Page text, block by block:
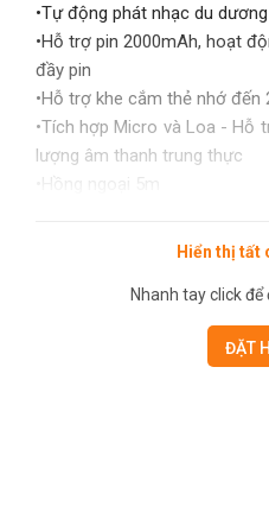
•Tự động phát nhạc du
•Hỗ trợ pin 2000mAh, hoạt
đầy pin
•Hỗ trợ khe cắm thẻ nhớ đến
•Tích hợp Micro và Loa - Hỗ
lượng âm thanh trung thực
•Hồng ngoại 5m
EZVIZ - quá trình cài đặt chỉ
•Được làm bằng silicone
Hiển thị tất
Nhanh tay click
ĐẶT